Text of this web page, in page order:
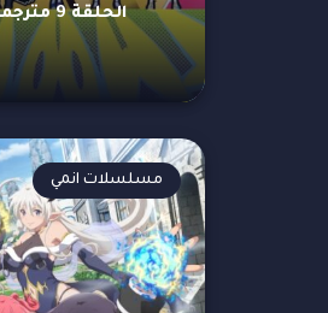
الحلقة 9 مترجمة
مسلسلات انمي